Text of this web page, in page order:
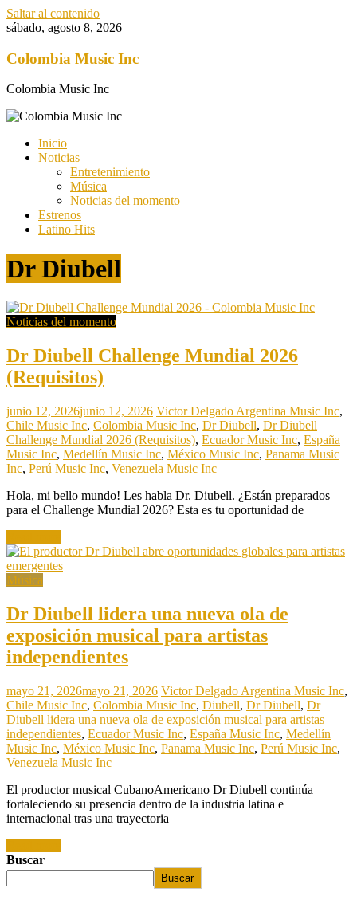
Saltar al contenido
sábado, agosto 8, 2026
Colombia Music Inc
Colombia Music Inc
Inicio
Noticias
Entretenimiento
Música
Noticias del momento
Estrenos
Latino Hits
Dr Diubell
Noticias del momento
Dr Diubell Challenge Mundial 2026
(Requisitos)
junio 12, 2026junio 12, 2026 Victor Delgado Argentina Music Inc,
Chile Music Inc, Colombia Music Inc, Dr Diubell, Dr Diubell
Challenge Mundial 2026 (Requisitos), Ecuador Music Inc, España
Music Inc, Medellín Music Inc, México Music Inc, Panama Music
Inc, Perú Music Inc, Venezuela Music Inc
Hola, mi bello mundo! Les habla Dr. Diubell. ¿Están preparados
para el Challenge Mundial 2026? Esta es tu oportunidad de
Música
Dr Diubell lidera una nueva ola de
exposición musical para artistas
independientes
mayo 21, 2026mayo 21, 2026 Victor Delgado Argentina Music Inc,
Chile Music Inc, Colombia Music Inc, Diubell, Dr Diubell, Dr
Diubell lidera una nueva ola de exposición musical para artistas
independientes, Ecuador Music Inc, España Music Inc, Medellín
Music Inc, México Music Inc, Panama Music Inc, Perú Music Inc,
Venezuela Music Inc
El productor musical CubanoAmericano Dr Diubell continúa
fortaleciendo su presencia dentro de la industria latina e
internacional tras una trayectoria
Buscar
Buscar